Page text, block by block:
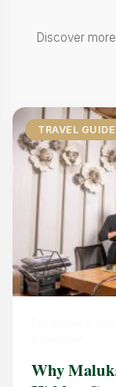
Discover
TRAVEL GUIDE
Why